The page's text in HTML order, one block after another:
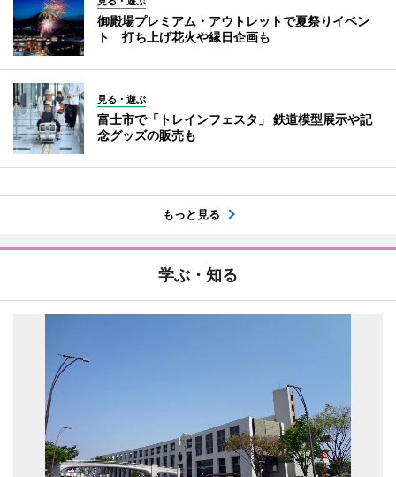
御殿場プレミアム・アウトレットで夏祭りイベン
ト 打ち上げ花火や縁日企画も
見る・遊ぶ
富士市で「トレインフェスタ」 鉄道模型展示や記
念グッズの販売も
もっと見る
学ぶ・知る